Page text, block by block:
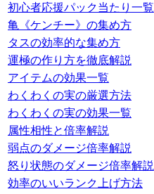
初心者応援パック当たり一覧
亀《ケンチー》の集め方
タスの効率的な集め方
運極の作り方を徹底解説
アイテムの効果一覧
わくわくの実の厳選方法
わくわくの実の効果一覧
属性相性と倍率解説
弱点のダメージ倍率解説
怒り状態のダメージ倍率解説
効率のいいランク上げ方法